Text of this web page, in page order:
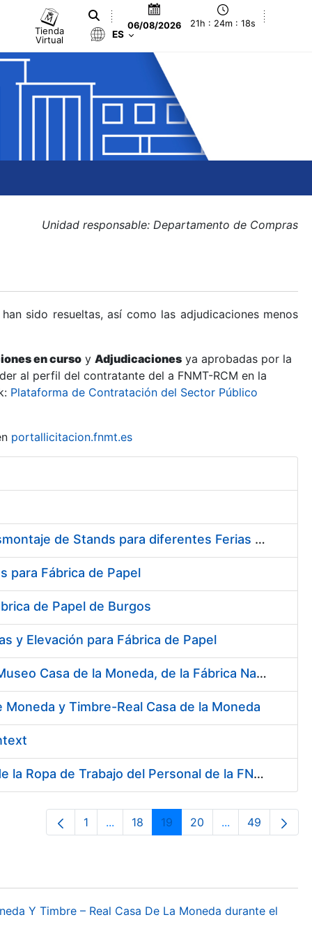
Tienda
Virtual
06/08/2026 21h : 24m : 18s
ES
Unidad responsable: Departamento de Compras
sido resueltas, así como las adjudicaciones menos
en curso y Adjudicaciones ya aprobadas por la
al perfil del contratante del a FNMT-RCM en la
Plataforma de Contratación del Sector Público
portallicitacion.fnmt.es
Contratación del Servicio de Diseño, Construcción, Montaje y Desmontaje de Stands para diferentes Ferias y Jornadas Nacionales e Internacionales
para Fábrica de Papel
de Papel de Burgos
y Elevación para Fábrica de Papel
Contratación del Servicio de Atención al Público en la Tienda del Museo Casa de la Moneda, de la Fábrica Nacional de Moneda y Timbre-Real Casa de la Moneda
y Timbre-Real Casa de la Moneda
Servicio de Lavado, Limpieza, Descontaminación y Desinfección de la Ropa de Trabajo del Personal de la FNMT-RCM
Página
1 ...Páginas intermedias Use TAB para
Página
18 Página
19 Página
20 ...PáginasPágina
49
Y Timbre – Real Casa De La Moneda durante el